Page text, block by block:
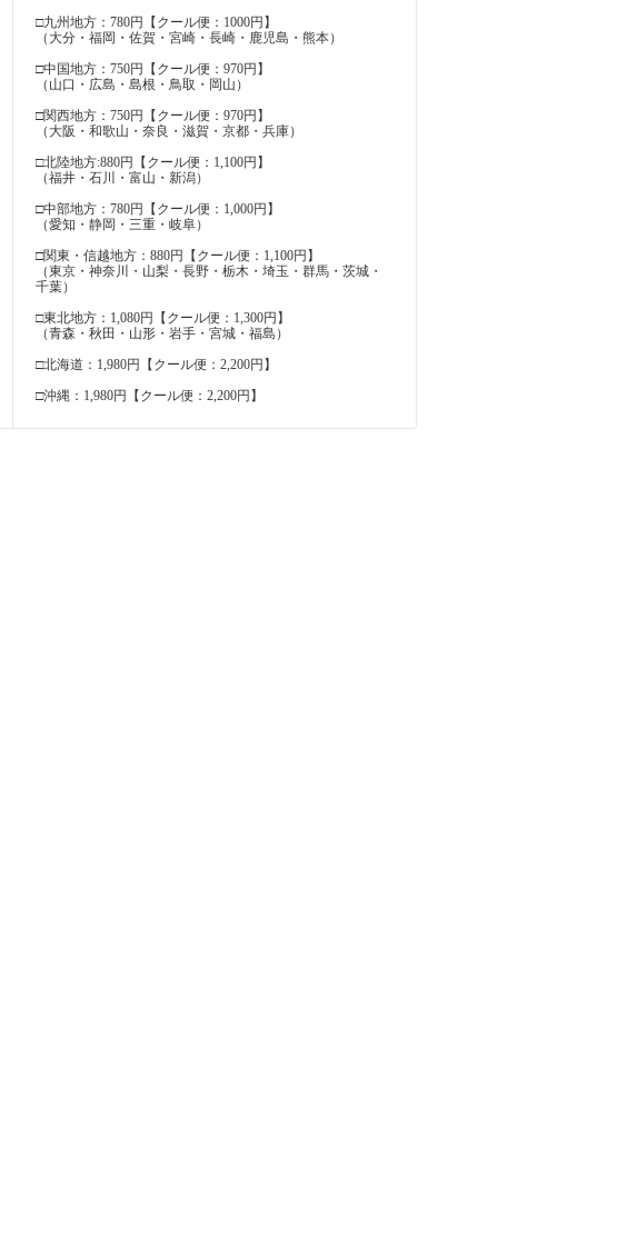
□九州地方：780円【クール便：1000円】
（大分・福岡・佐賀・宮崎・長崎・鹿児島・熊本）
□中国地方：750円【クール便：970円】
（山口・広島・島根・鳥取・岡山）
□関西地方：750円【クール便：970円】
（大阪・和歌山・奈良・滋賀・京都・兵庫）
□北陸地方:880円【クール便：1,100円】
（福井・石川・富山・新潟）
□中部地方：780円【クール便：1,000円】
（愛知・静岡・三重・岐阜）
□関東・信越地方：880円【クール便：1,100円】
（東京・神奈川・山梨・長野・栃木・埼玉・群馬・茨城・
千葉）
□東北地方：1,080円【クール便：1,300円】
（青森・秋田・山形・岩手・宮城・福島）
□北海道：1,980円【クール便：2,200円】
□沖縄：1,980円【クール便：2,200円】